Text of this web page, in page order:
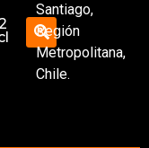
Santiago,
Región
Metropolitana,
Chile.